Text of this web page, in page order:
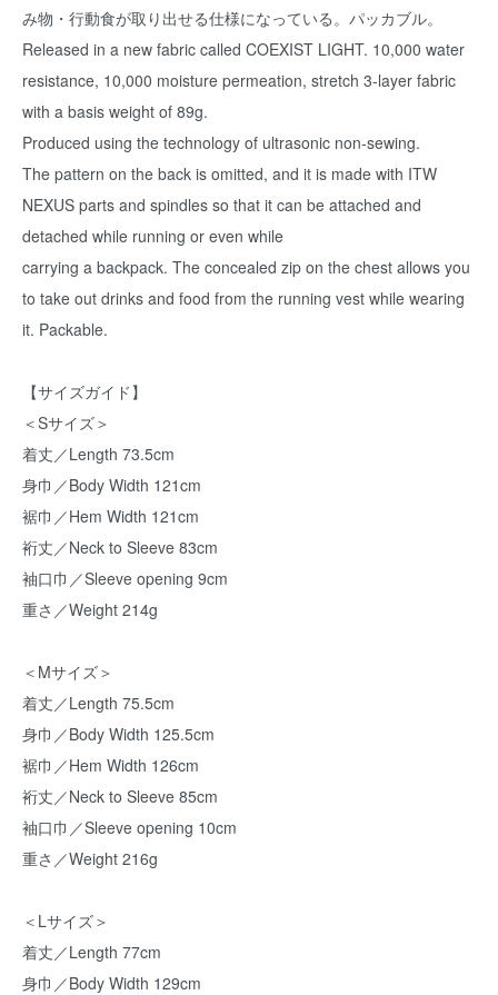
み物・行動食が取り出せる仕様になっている。パッカブル。
Released in a new fabric called COEXIST LIGHT. 10,000 water
resistance, 10,000 moisture permeation, stretch 3-layer fabric
with a basis weight of 89g.
Produced using the technology of ultrasonic non-sewing.
The pattern on the back is omitted, and it is made with ITW
NEXUS parts and spindles so that it can be attached and
detached while running or even while
carrying a backpack. The concealed zip on the chest allows you
to take out drinks and food from the running vest while wearing
it. Packable.
【サイズガイド】
＜Sサイズ＞
着丈／Length 73.5cm
身巾／Body Width 121cm
裾巾／Hem Width 121cm
裄丈／Neck to Sleeve 83cm
袖口巾／Sleeve opening 9cm
重さ／Weight 214g
＜Mサイズ＞
着丈／Length 75.5cm
身巾／Body Width 125.5cm
裾巾／Hem Width 126cm
裄丈／Neck to Sleeve 85cm
袖口巾／Sleeve opening 10cm
重さ／Weight 216g
＜Lサイズ＞
着丈／Length 77cm
身巾／Body Width 129cm